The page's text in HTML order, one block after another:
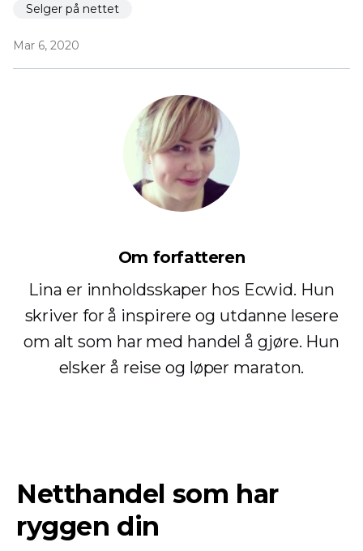
Selger på nettet
Mar 6, 2020
Om forfatteren
Lina er innholdsskaper hos Ecwid. Hun
skriver for å inspirere og utdanne lesere
om alt som har med handel å gjøre. Hun
elsker å reise og løper maraton.
Netthandel som har
ryggen din